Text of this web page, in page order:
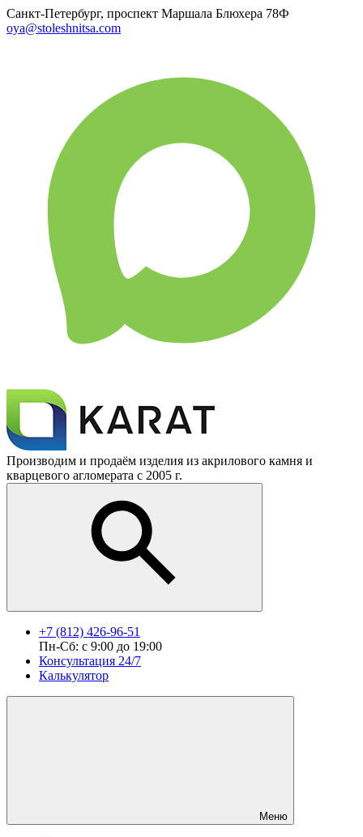
Санкт-Петербург, проспект Маршала Блюхера 78Ф
oya@stoleshnitsa.com
Производим и продаём изделия из акрилового камня и
кварцевого агломерата с 2005 г.
+7 (812) 426-96-51
Пн-Сб: с 9:00 до 19:00
Консультация 24/7
Калькулятор
Меню